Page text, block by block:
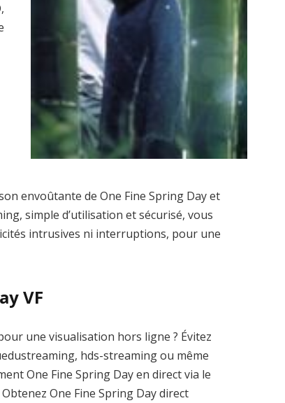
envoûtante de One Fine Spring Day et
simple d’utilisation et sécurisé, vous
intrusives ni interruptions, pour une
VF
une visualisation hors ligne ? Évitez
hds-streaming ou même
One Fine Spring Day en direct via le
One Fine Spring Day direct